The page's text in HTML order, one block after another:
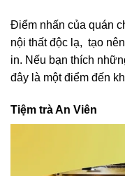
Điểm nhấn của quán
nội thất độc lạ, tạo
in. Nếu bạn thích
đây là một điểm đến
Tiệm trà An Viên